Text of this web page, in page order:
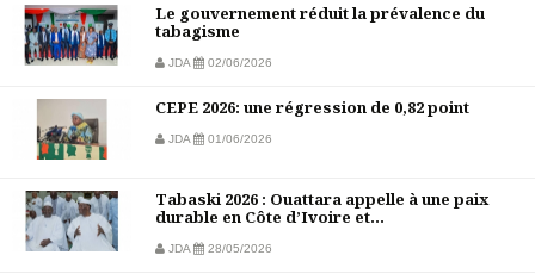
Le gouvernement réduit la prévalence du
tabagisme
JDA 02/06/2026
CEPE 2026: une régression de 0,82 point
JDA 01/06/2026
Tabaski 2026 : Ouattara appelle à une paix
durable en Côte d’Ivoire et...
JDA 28/05/2026